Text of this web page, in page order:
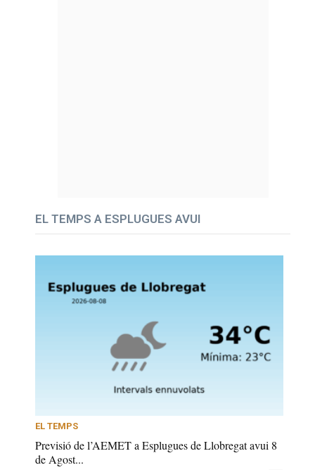
EL TEMPS A ESPLUGUES AVUI
EL TEMPS
Previsió de l’AEMET a Esplugues de Llobregat avui 8
de Agost...